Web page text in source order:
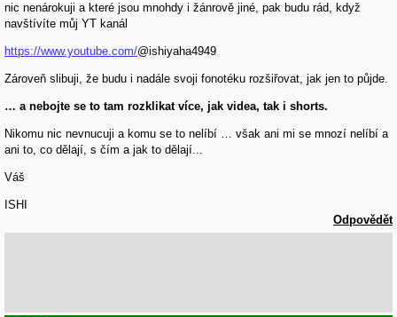
nic nenárokuji a které jsou mnohdy i žánrově jiné, pak budu rád, když
navštívíte můj YT kanál
https://www.youtube.com/@ishiyaha4949
Zároveň slibuji, že budu i nadále svoji fonotéku rozšiřovat, jak jen to půjde.
… a nebojte se to tam rozklikat více, jak videa, tak i shorts.
Nikomu nic nevnucuji a komu se to nelíbí … však ani mi se mnozí nelíbí a
ani to, co dělají, s čím a jak to dělají...
Váš
ISHI
Odpovědět